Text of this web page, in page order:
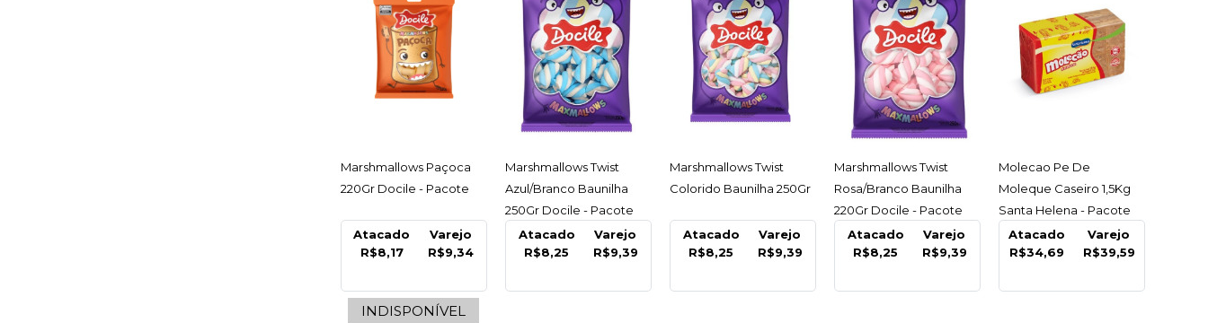
Citrico 12X15Gr Docile -
Display C/12 Un
R$10,69
COMPRAR
LISTA DE DESEJO
ACESSAR
Marshmallows Paçoca
220Gr Docile - Pacote
Atacado
R$8,17
Varejo
R$9,34
INDISPONÍVEL
ACESSAR
Marshmallows Twist
Azul/Branco Baunilha
250Gr Docile - Pacote
Atacado
R$8,25
Varejo
R$9,39
ACESSAR
Marshmallows Twist
Colorido Baunilha 250Gr
Atacado
R$8,25
Varejo
R$9,39
ACESSAR
Marshmallows Twist
Rosa/Branco Baunilha
220Gr Docile - Pacote
Atacado
R$8,25
Varejo
R$9,39
ACESSAR
Molecao Pe De
Moleque Caseiro 1,5Kg
Santa Helena - Pacote
Atacado
R$34,69
Varejo
R$39,59